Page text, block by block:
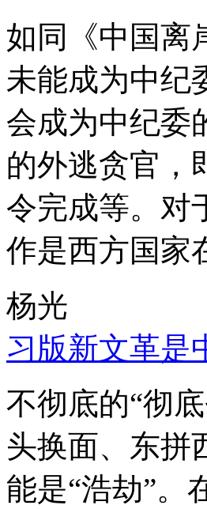
如同《中国离
未能成为中纪
会成为中纪委
的外逃贪官，
令完成等。对
作是西方国家
杨光
习版新文革是
不彻底的“彻
头换面、东拼
能是“浩劫”。